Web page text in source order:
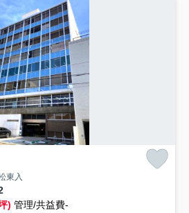
東入
) 管理/共益費-